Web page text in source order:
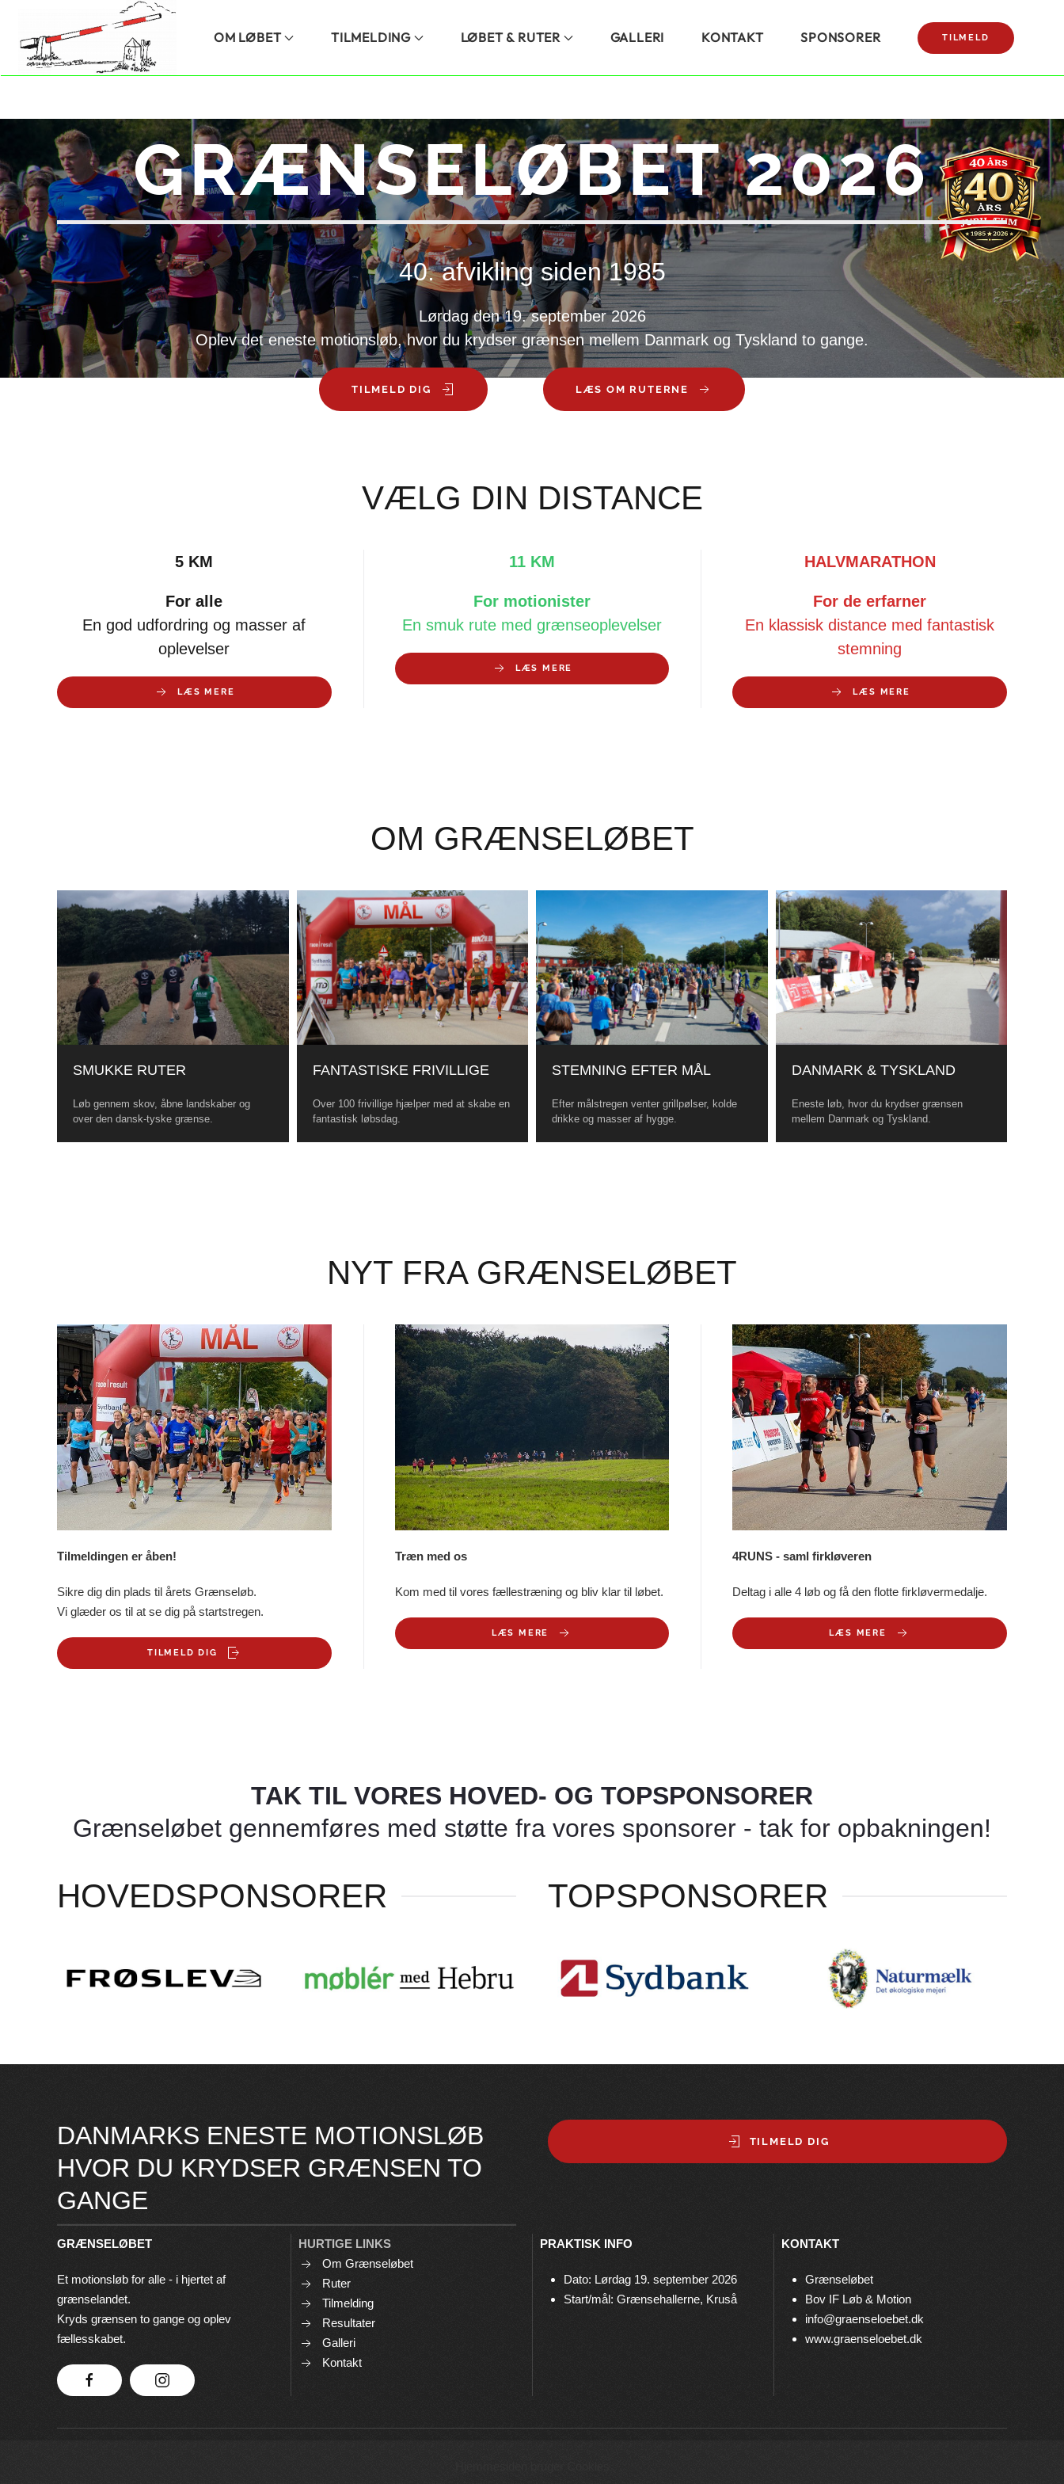
Skip to main content OM LØBET TILMELDING LØBET & RUTER GALLERI KONTAKT SPONSORER TILMELD
GRÆNSELØBET 2026
40. afvikling siden 1985
Lørdag den 19. september 2026
Oplev det eneste motionsløb, hvor du krydser grænsen mellem Danmark og Tyskland to gange.
TILMELD DIG LÆS OM RUTERNE
VÆLG DIN DISTANCE
5 KM
For alle
En god udfordring og masser af
oplevelser
LÆS MERE
11 KM
For motionister
En smuk rute med grænseoplevelser
LÆS MERE
HALVMARATHON
For de erfarner
En klassisk distance med fantastisk
stemning
LÆS MERE
OM GRÆNSELØBET
SMUKKE RUTER
Løb gennem skov, åbne landskaber og
over den dansk-tyske grænse.
FANTASTISKE FRIVILLIGE
Over 100 frivillige hjælper med at skabe en
fantastisk løbsdag.
STEMNING EFTER MÅL
Efter målstregen venter grillpølser, kolde
drikke og masser af hygge.
DANMARK & TYSKLAND
Eneste løb, hvor du krydser grænsen
mellem Danmark og Tyskland.
NYT FRA GRÆNSELØBET
Tilmeldingen er åben!
Sikre dig din plads til årets Grænseløb.
Vi glæder os til at se dig på startstregen.
TILMELD DIG
Træn med os
Kom med til vores fællestræning og bliv klar til løbet.
LÆS MERE
4RUNS - saml firkløveren
Deltag i alle 4 løb og få den flotte firkløvermedalje.
LÆS MERE
TAK TIL VORES HOVED- OG TOPSPONSORER
Grænseløbet gennemføres med støtte fra vores sponsorer - tak for opbakningen!
HOVEDSPONSORER TOPSPONSORER
DANMARKS ENESTE MOTIONSLØB
HVOR DU KRYDSER GRÆNSEN TO
GANGE
TILMELD DIG
GRÆNSELØBET
Et motionsløb for alle - i hjertet af
grænselandet.
Kryds grænsen to gange og oplev
fællesskabet.
HURTIGE LINKS
Om Grænseløbet
Ruter
Tilmelding
Resultater
Galleri
Kontakt
PRAKTISK INFO
Dato: Lørdag 19. september 2026
Start/mål: Grænsehallerne, Kruså
KONTAKT
Grænseløbet
Bov IF Løb & Motion
info@graenseloebet.dk
www.graenseloebet.dk